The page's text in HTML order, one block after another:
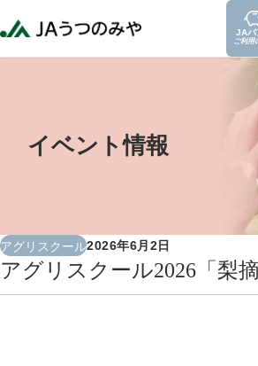
JAバ
ご利用
イベント情報
アグリスクール2026年6月2日
アグリスクール2026「梨摘